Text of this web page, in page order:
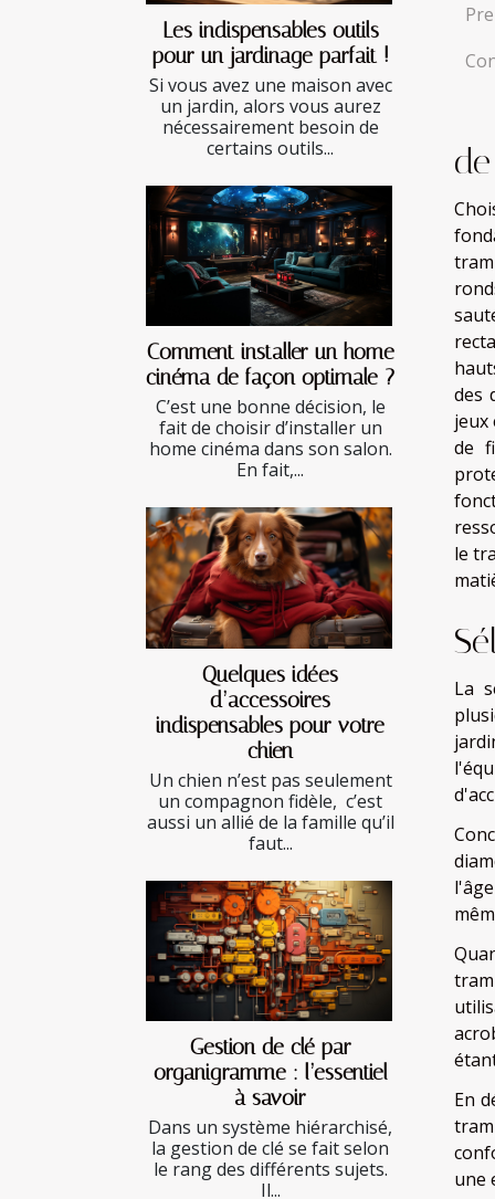
Les indispensables outils
pour un jardinage parfait !
Si vous avez une maison avec
un jardin, alors vous aurez
nécessairement besoin de
certains outils...
Comment installer un home
cinéma de façon optimale ?
C’est une bonne décision, le
fait de choisir d’installer un
home cinéma dans son salon.
En fait,...
Quelques idées
d’accessoires
indispensables pour votre
chien
Un chien n’est pas seulement
un compagnon fidèle, c’est
aussi un allié de la famille qu’il
faut...
Gestion de clé par
organigramme : l’essentiel
à savoir
Dans un système hiérarchisé,
la gestion de clé se fait selon
le rang des différents sujets.
Il...
des
jeux
de
le
La
En
une